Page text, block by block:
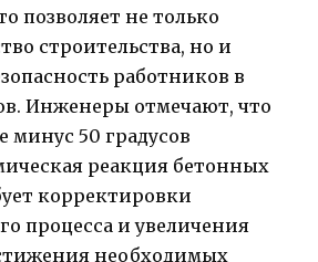
позволяет не только
строительства, но и
работников в
Инженеры отмечают, что
минус 50 градусов
реакция бетонных
корректировки
процесса и увеличения
необходимых